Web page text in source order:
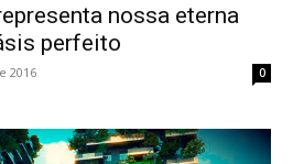
nossa eterna
perfeito
2016 0